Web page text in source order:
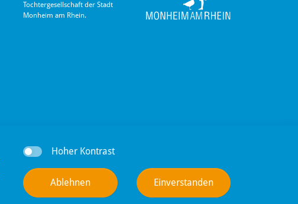
Tochter­gesellschaft der Stadt
Monheim am Rhein.
Hoher Kontrast
Ablehnen Einverstanden